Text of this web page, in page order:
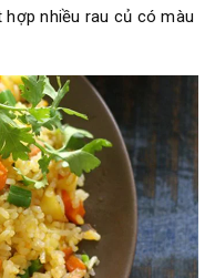
nhiều rau củ có màu